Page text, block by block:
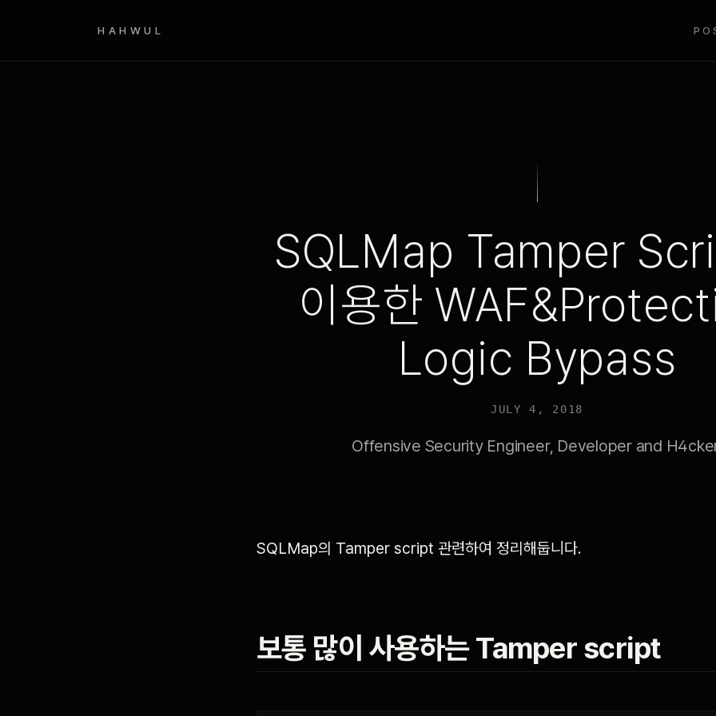
HAHWUL
SQLMap Tamper
이용한
Logic Bypass
JULY 4, 2018
Offensive Security Engineer, Developer and
SQLMap의 Tamper script 관련하여 정리해둡니다.
보통 많이 사용하는 Tamper script